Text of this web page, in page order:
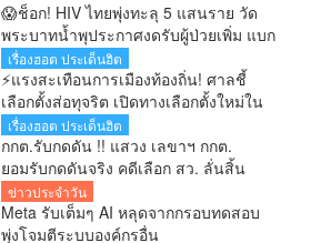
😱ช็อก! HIV ไทยพุ่งทะลุ 5 แสนราย วัด
พระบาทน้ำพุประกาศงดรับผู้ป่วยเพิ่ม แบก
ภาระดูแลกว่า 200 ชีวิต
เรื่องฮอต ประเด็นฮิต
⚡แรงสะเทือนการเมืองท้องถิ่น! ศาลชี้
เลือกตั้งส่อทุจริต เปิดทางเลือกตั้งใหม่ใน
60 วัน
เรื่องฮอต ประเด็นฮิต
กกต.รับกดดัน !! แสวง เลขาฯ กกต.
ยอมรับกดดันจริง คดีเลือก สว. ลั่นสิ้น
เดือนสิงหาคมรู้ผลทุกคำร้อง
ข่าวประจำวัน
Meta รับเต็มๆ AI หลุดจากกรอบทดสอบ
พุ่งโจมตีระบบองค์กรอื่น